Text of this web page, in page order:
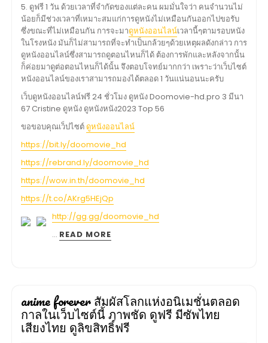
5. ดูฟรี 1 วัน ด้วยเวลาที่จำกัดของแต่ละคน ผมมั่นใจว่า คนจำนวนไม่
น้อยก็มีช่วงเวลาที่เหมาะสมแก่การดูหนังไม่เหมือนกันออกไปขอรับ
ซึ่งขณะที่ไม่เหมือนกัน การจะมาดูหนังออนไลน์เวลานี้ๆตามรอบหนัง
ในโรงหนัง มันก็ไม่สามารถที่จะทำเป็นกล้วยๆด้วยเหตุผลดังกล่าว การ
ดูหนังออนไลน์ซึ่งสามารถดูตอนไหนก็ได้ ต้องการพักและหลังจากนั้น
ก็ค่อยมาดูต่อตอนไหนก็ได้นั้น จึงตอบโจทย์มากกว่า เพราะว่าเว็บไซต์
หนังออนไลน์ของเราสามารถมองได้ตลอด 1 วันแน่นอนนะครับ
เว็บดูหนังออนไลน์ฟรี 24 ชั่วโมง ดูหนัง Doomovie-hd.pro 3 มีนา
67 Cristine ดูหนัง ดูหนังหนัง2023 Top 56
ขอขอบคุณเว็ปไซต์ดูหนังออนไลน์
https://bit.ly/doomovie_hd
https://rebrand.ly/doomovie_hd
https://wow.in.th/doomovie_hd
https://t.co/AKrg5HEjQp
http://gg.gg/doomovie_hd
… READ MORE
anime forever สัมผัสโลกแห่งอนิเมชั่นตลอด
กาลในเว็บไซต์นี้ ภาพชัด ดูฟรี มีซัพไทย
เสียงไทย ดูลิขสิทธิ์ฟรี